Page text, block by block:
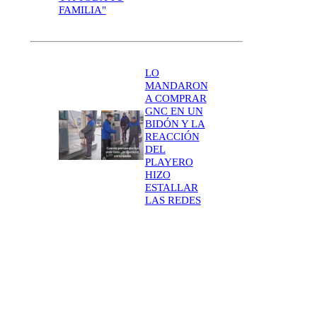
FAMILIA"
LO
MANDARON
A COMPRAR
GNC EN UN
BIDÓN Y LA
REACCIÓN
DEL
PLAYERO
HIZO
ESTALLAR
LAS REDES